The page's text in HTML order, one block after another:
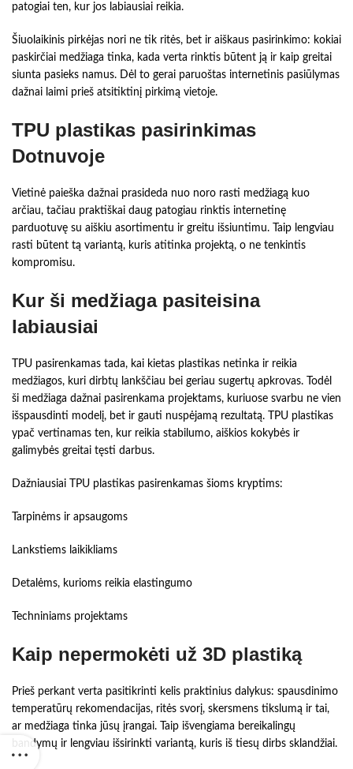
patogiai ten, kur jos labiausiai reikia.
Šiuolaikinis pirkėjas nori ne tik ritės, bet ir aiškaus pasirinkimo: kokiai
paskirčiai medžiaga tinka, kada verta rinktis būtent ją ir kaip greitai
siunta pasieks namus. Dėl to gerai paruoštas internetinis pasiūlymas
dažnai laimi prieš atsitiktinį pirkimą vietoje.
TPU plastikas pasirinkimas
Dotnuvoje
Vietinė paieška dažnai prasideda nuo noro rasti medžiagą kuo
arčiau, tačiau praktiškai daug patogiau rinktis internetinę
parduotuvę su aiškiu asortimentu ir greitu išsiuntimu. Taip lengviau
rasti būtent tą variantą, kuris atitinka projektą, o ne tenkintis
kompromisu.
Kur ši medžiaga pasiteisina
labiausiai
TPU pasirenkamas tada, kai kietas plastikas netinka ir reikia
medžiagos, kuri dirbtų lankščiau bei geriau sugertų apkrovas. Todėl
ši medžiaga dažnai pasirenkama projektams, kuriuose svarbu ne vien
išspausdinti modelį, bet ir gauti nuspėjamą rezultatą. TPU plastikas
ypač vertinamas ten, kur reikia stabilumo, aiškios kokybės ir
galimybės greitai tęsti darbus.
Dažniausiai TPU plastikas pasirenkamas šioms kryptims:
Tarpinėms ir apsaugoms
Lankstiems laikikliams
Detalėms, kurioms reikia elastingumo
Techniniams projektams
Kaip nepermokėti už 3D plastiką
Prieš perkant verta pasitikrinti kelis praktinius dalykus: spausdinimo
temperatūrų rekomendacijas, ritės svorį, skersmens tikslumą ir tai,
ar medžiaga tinka jūsų įrangai. Taip išvengiama bereikalingų
bandymų ir lengviau išsirinkti variantą, kuris iš tiesų dirbs sklandžiai.